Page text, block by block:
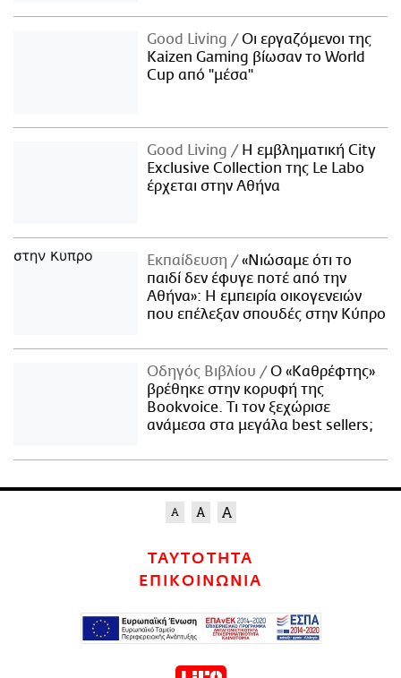
Good Living
Οι εργαζόμενοι της
Kaizen Gaming βίωσαν το World
Cup από "μέσα"
Good Living
Η εμβληματική City
Exclusive Collection της Le Labo
έρχεται στην Αθήνα
Εκπαίδευση
«Νιώσαμε ότι το
παιδί δεν έφυγε ποτέ από την
Αθήνα»: Η εμπειρία οικογενειών
που επέλεξαν σπουδές στην Κύπρο
Οδηγός Βιβλίου
Ο «Καθρέφτης»
βρέθηκε στην κορυφή της
Bookvoice. Τι τον ξεχώρισε
ανάμεσα στα μεγάλα best sellers;
ΤΑΥΤΟΤΗΤΑ
ΕΠΙΚΟΙΝΩΝΙΑ